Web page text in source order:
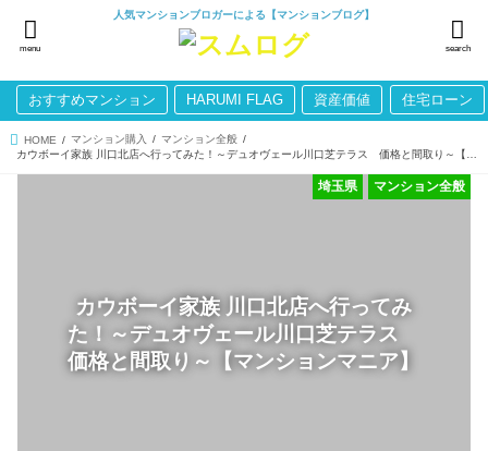
人気マンションブロガーによる【マンションブログ】
search
menu
おすすめマンション HARUMI FLAG 資産価値 住宅ローン
HOME マンション購入
マンション全般
カウボーイ家族 川口北店へ行ってみ
た！～デュオヴェール川口芝テラス
価格と間取り～【マンションマニア】
マンション全般
埼玉県